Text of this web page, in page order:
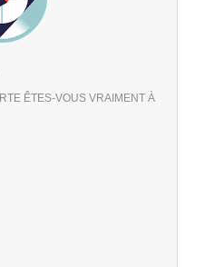
ÊTES-VOUS VRAIMENT À